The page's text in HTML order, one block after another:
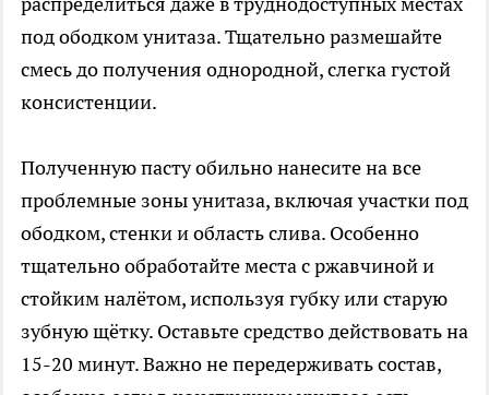
под ободком унитаза. Тщательно размешайте
смесь до получения однородной, слегка густой
консистенции.
Полученную пасту обильно нанесите на все
проблемные зоны унитаза, включая участки под
ободком, стенки и область слива. Особенно
тщательно обработайте места с ржавчиной и
стойким налётом, используя губку или старую
зубную щётку. Оставьте средство действовать на
15-20 минут. Важно не передерживать состав,